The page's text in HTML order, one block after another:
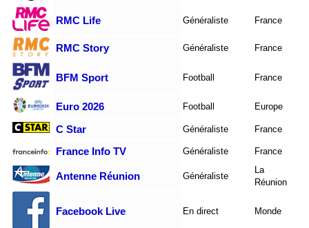
RMC Life Généraliste France
RMC Story Généraliste France
BFM Sport Football France
Euro 2026 Football Europe
C Star Généraliste France
France Info TV Généraliste France
Antenne Réunion Généraliste
La
Réunion
Facebook Live En direct Monde